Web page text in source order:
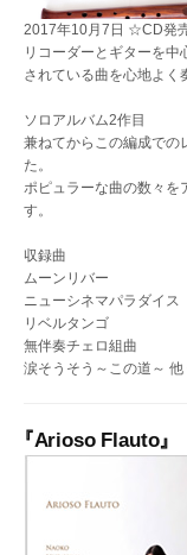
2017年10月7日 ☆CD発
リコーダーとギターを
されている曲を心地よく
ソロアルバム2作目
兼ねてからこの編成での
た。
ポピュラーな曲の数々を
す。
収録曲
ムーンリバー
ニューシネマパラダイス
リベルタンゴ
無伴奏チェロ組曲
涙そうそう～この道～ 他
Arioso Flauto』